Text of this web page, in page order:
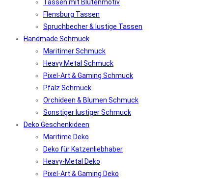
Tassen mit Blütenmotiv
Flensburg Tassen
Spruchbecher & lustige Tassen
Handmade Schmuck
Maritimer Schmuck
Heavy Metal Schmuck
Pixel-Art & Gaming Schmuck
Pfalz Schmuck
Orchideen & Blumen Schmuck
Sonstiger lustiger Schmuck
Deko Geschenkideen
Maritime Deko
Deko für Katzenliebhaber
Heavy-Metal Deko
Pixel-Art & Gaming Deko